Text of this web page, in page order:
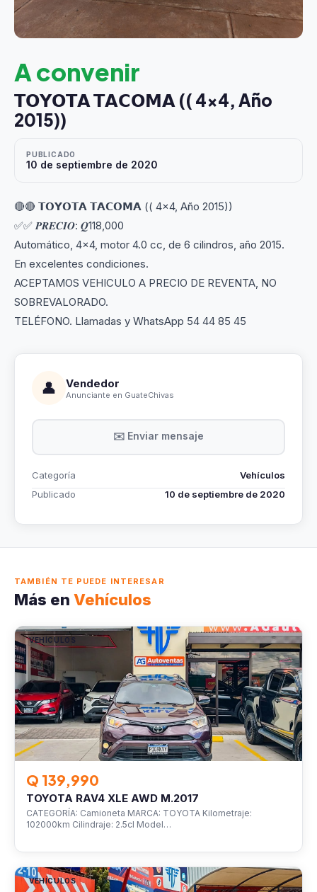
A convenir
𝗧𝗢𝗬𝗢𝗧𝗔 𝗧𝗔𝗖𝗢𝗠𝗔 (( 4x4, Año
2015))
PUBLICADO
10 de septiembre de 2020
🔴🔴 𝗧𝗢𝗬𝗢𝗧𝗔 𝗧𝗔𝗖𝗢𝗠𝗔 (( 4x4, Año 2015))
✅✅ 𝑷𝑹𝑬𝑪𝑰𝑶: 𝑸118,000
Automático, 4x4, motor 4.0 cc, de 6 cilindros, año 2015.
En excelentes condiciones.
ACEPTAMOS VEHICULO A PRECIO DE REVENTA, NO
SOBREVALORADO.
TELÉFONO. Llamadas y WhatsApp 54 44 85 45
👤 Vendedor
Anunciante en GuateChivas
✉️ Enviar mensaje
Categoría
Vehículos
Publicado
10 de septiembre de 2020
TAMBIÉN TE PUEDE INTERESAR
Más en Vehículos
VEHÍCULOS
Q 139,990
TOYOTA RAV4 XLE AWD M.2017
CATEGORÍA: Camioneta MARCA: TOYOTA Kilometraje:
102000km Cilindraje: 2.5cl Model…
VEHÍCULOS